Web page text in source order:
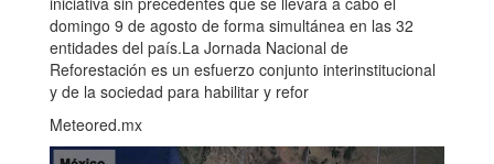
domingo 9 de agosto de forma simultánea en las 32
entidades del país.La Jornada Nacional de
Reforestación es un esfuerzo conjunto interinstitucional
y de la sociedad para habilitar y refor
Meteored.mx